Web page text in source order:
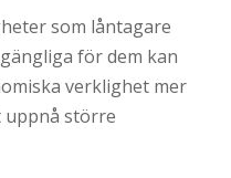
som låntagare
för dem kan
verklighet mer
större